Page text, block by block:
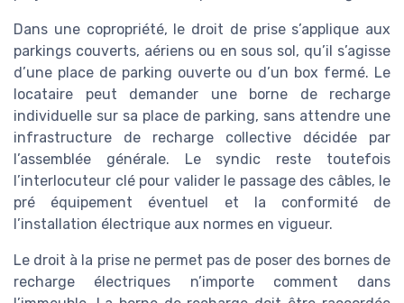
Dans une copropriété, le droit de prise s’applique aux
parkings couverts, aériens ou en sous sol, qu’il s’agisse
d’une place de parking ouverte ou d’un box fermé. Le
locataire peut demander une borne de recharge
individuelle sur sa place de parking, sans attendre une
infrastructure de recharge collective décidée par
l’assemblée générale. Le syndic reste toutefois
l’interlocuteur clé pour valider le passage des câbles, le
pré équipement éventuel et la conformité de
l’installation électrique aux normes en vigueur.
Le droit à la prise ne permet pas de poser des bornes de
recharge électriques n’importe comment dans